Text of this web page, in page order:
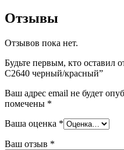
Отзывы
Отзывов пока нет.
Будьте первым, кто оставил
C2640 черный/красный”
Ваш адрес email не будет
помечены *
Ваша оценка *
Ваш отзыв *